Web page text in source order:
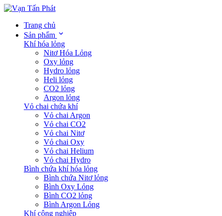
Trang chủ
Sản phẩm
Khí hóa lỏng
Nitơ Hóa Lỏng
Oxy lỏng
Hydro lỏng
Heli lỏng
CO2 lỏng
Argon lỏng
Vỏ chai chứa khí
Vỏ chai Argon
Vỏ chai CO2
Vỏ chai Nitơ
Vỏ chai Oxy
Vỏ chai Helium
Vỏ chai Hydro
Bình chứa khí hóa lỏng
Bình chứa Nitơ lỏng
Bình Oxy Lỏng
Bình CO2 lỏng
Bình Argon Lỏng
Khí công nghiệp